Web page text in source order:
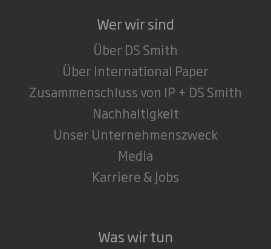
Wer wir sind
Über DS Smith
Über International Paper
Zusammenschluss von IP + DS Smith
Nachhaltigkeit
Unser Unternehmenszweck
Media
Karriere & Jobs
Was wir tun